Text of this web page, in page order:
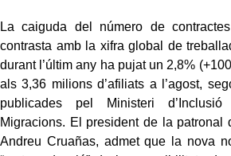
La caiguda del número de
contrasta amb la xifra global de
durant l’últim any ha pujat un 2,8%
als 3,36 milions d’afiliats a l’agost,
publicades pel Ministeri
Migracions. El president de la patronal
Andreu Cruañas, admet que la nova